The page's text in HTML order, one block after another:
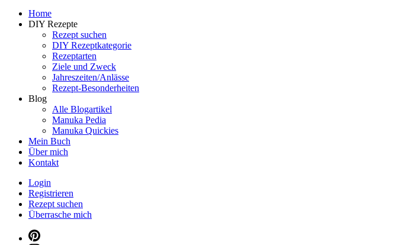
Manuka Magic – Natürlich schön: Dein interaktiver DIY
Dein persönlicher interaktiver DIY Beautyblog
Home
DIY Rezepte
Rezept suchen
DIY Rezeptkategorie
Rezeptarten
Ziele und Zweck
Jahreszeiten/Anlässe
Rezept-Besonderheiten
Blog
Alle Blogartikel
Manuka Pedia
Manuka Quickies
Mein Buch
Über mich
Kontakt
Login
Registrieren
Rezept suchen
Überrasche mich